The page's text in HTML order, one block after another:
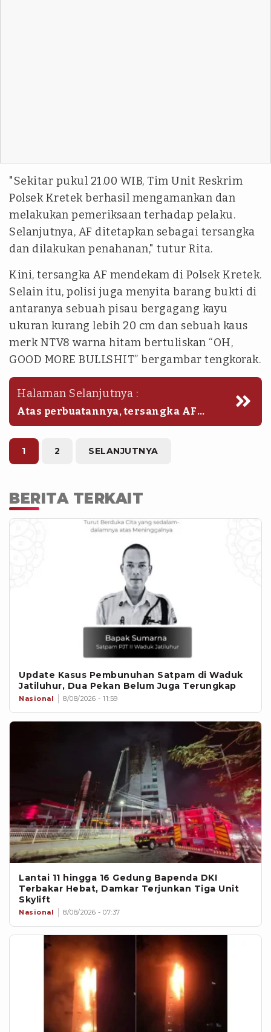
"Sekitar pukul 21.00 WIB, Tim Unit Reskrim
Polsek Kretek berhasil mengamankan dan
melakukan pemeriksaan terhadap pelaku.
Selanjutnya, AF ditetapkan sebagai tersangka
dan dilakukan penahanan," tutur Rita.
Kini, tersangka AF mendekam di Polsek Kretek.
Selain itu, polisi juga menyita barang bukti di
antaranya sebuah pisau bergagang kayu
ukuran kurang lebih 20 cm dan sebuah kaus
merk NTV8 warna hitam bertuliskan “OH,
GOOD MORE BULLSHIT” bergambar tengkorak.
Halaman Selanjutnya :
Atas perbuatannya, tersangka AF
disangkakan melanggar Pasal 44 ayat
(2) Undang-Undang (UU) RI Nomor 23
Tahun 2004 tentang Penghapusan
Kekerasan Dalam Rumah Tangga (UU
1 2 SELANJUTNYA
BERITA TERKAIT
Update Kasus Pembunuhan Satpam di Waduk
Jatiluhur, Dua Pekan Belum Juga Terungkap
Nasional 8/08/2026 - 11:59
Lantai 11 hingga 16 Gedung Bapenda DKI
Terbakar Hebat, Damkar Terjunkan Tiga Unit
Skylift
Nasional 8/08/2026 - 07:37